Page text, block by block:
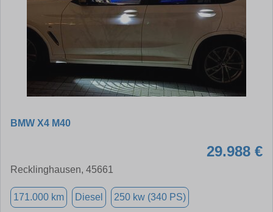
BMW X4 M40
29.988 €
Recklinghausen, 45661
171.000 km Diesel 250 kw (340 PS)